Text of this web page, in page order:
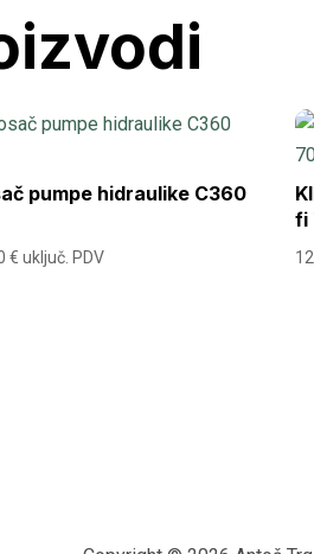
pumpe hidraulike C360
€ uključ. PDV
fi